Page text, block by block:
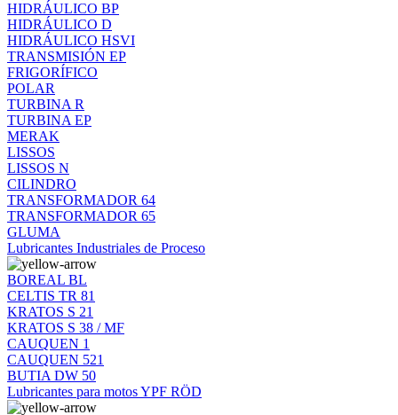
HIDRÁULICO BP
HIDRÁULICO D
HIDRÁULICO HSVI
TRANSMISIÓN EP
FRIGORÍFICO
POLAR
TURBINA R
TURBINA EP
MERAK
LISSOS
LISSOS N
CILINDRO
TRANSFORMADOR 64
TRANSFORMADOR 65
GLUMA
Lubricantes Industriales de Proceso
BOREAL BL
CELTIS TR 81
KRATOS S 21
KRATOS S 38 / MF
CAUQUEN 1
CAUQUEN 521
BUTIA DW 50
Lubricantes para motos YPF RÖD